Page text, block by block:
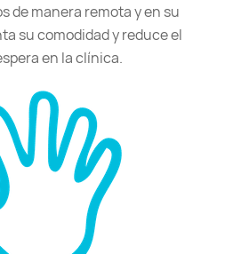
de manera remota y en su
su comodidad y reduce el
en la clínica.